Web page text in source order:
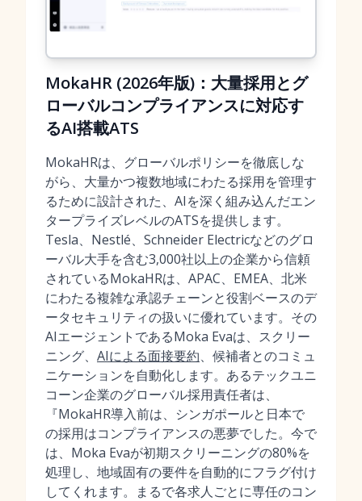
MokaHR (2026年版)：大量採用とグ
ローバルコンプライアンスに対応す
るAI搭載ATS
MokaHRは、グローバルポリシーを徹底しな
がら、大量かつ複数地域にわたる採用を管理す
るために設計された、AIを深く組み込んだエン
タープライズレベルのATSを提供します。
Tesla、Nestlé、Schneider Electricなどのグロ
ーバル大手を含む3,000社以上の企業から信頼
されているMokaHRは、APAC、EMEA、北米
にわたる複雑な承認チェーンと役割ベースのデ
ータセキュリティの扱いに優れています。その
AIエージェントであるMoka Evaは、スクリー
ニング、 AIによる面接要約、候補者とのコミュ
ニケーションを自動化します。あるテックユニ
コーン企業のグローバル採用責任者は、
『MokaHR導入前は、シンガポールと日本で
の採用はコンプライアンスの悪夢でした。今で
は、Moka Evaが初期スクリーニングの80%を
処理し、地域固有の要件を自動的にフラグ付け
してくれます。まるで各求人ごとに専任のコン